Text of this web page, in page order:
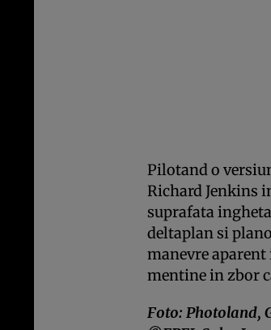
Pilotand o
Richard Jenkins
suprafata
deltaplan si
manevre aparent
mentine in zbor
Foto: Photoland,